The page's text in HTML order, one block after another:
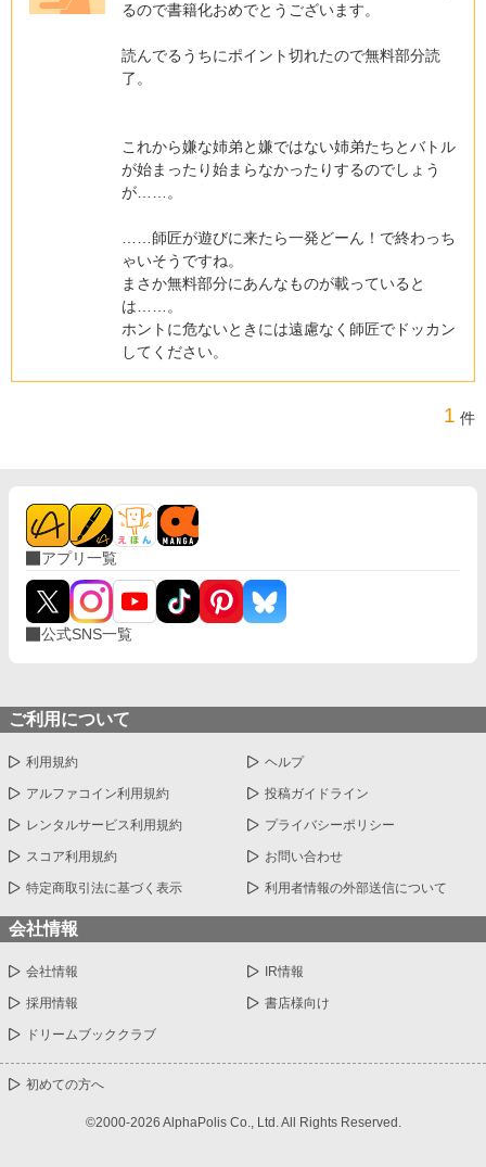
るので書籍化おめでとうございます。
読んでるうちにポイント切れたので無料部分読
了。
これから嫌な姉弟と嫌ではない姉弟たちとバトル
が始まったり始まらなかったりするのでしょう
が……。
……師匠が遊びに来たら一発どーん！で終わっち
ゃいそうですね。
まさか無料部分にあんなものが載っていると
は……。
ホントに危ないときには遠慮なく師匠でドッカン
してください。
1 件
アプリ一覧
公式SNS一覧
ご利用について
利用規約 ヘルプ
アルファコイン利用規約 投稿ガイドライン
レンタルサービス利用規約 プライバシーポリシー
スコア利用規約 お問い合わせ
特定商取引法に基づく表示 利用者情報の外部送信について
会社情報
会社情報 IR情報
採用情報 書店様向け
ドリームブッククラブ
初めての方へ
©2000-2026 AlphaPolis Co., Ltd. All Rights Reserved.